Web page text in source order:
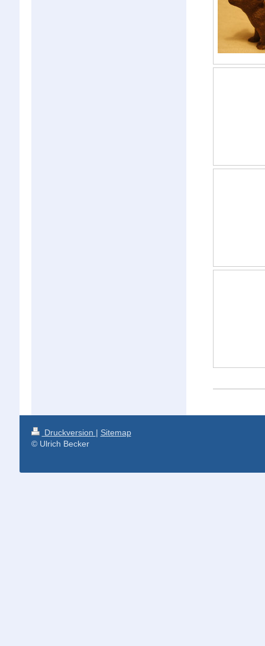
Druckversion | Sitemap
© Ulrich Becker